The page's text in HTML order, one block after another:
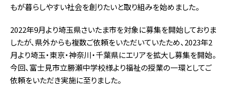
もが暮らしやすい社会を創りたいと取り組みを始めました。
2022年9月より埼玉県さいたま市を対象に募集を開始しておりま
したが、県外からも複数ご依頼をいただいていたため、2023年2
月より埼玉・東京・神奈川・千葉県にエリアを拡大し募集を開始。
今回、富士見市立勝瀬中学校様より福祉の授業の一環としてご
依頼をいただき実施に至りました。